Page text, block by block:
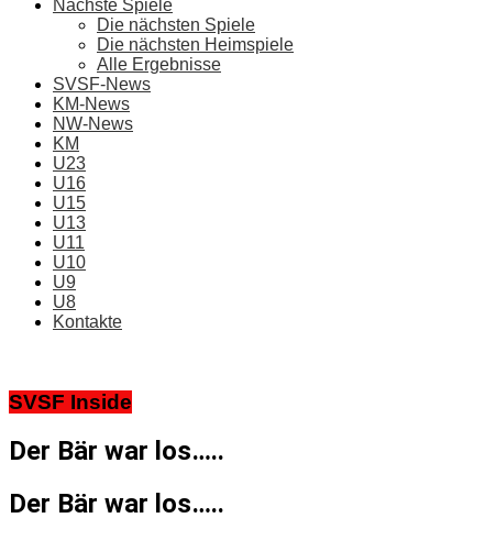
Nächste Spiele
Die nächsten Spiele
Die nächsten Heimspiele
Alle Ergebnisse
SVSF-News
KM-News
NW-News
KM
U23
U16
U15
U13
U11
U10
U9
U8
Kontakte
SVSF Inside
Der Bär war los…..
Der Bär war los…..